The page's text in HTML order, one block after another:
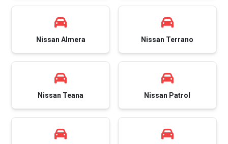
Nissan Almera Nissan Terrano
Nissan Teana Nissan Patrol